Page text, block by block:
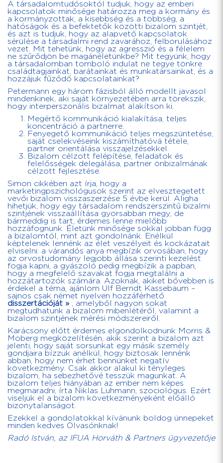
A társadalomtudósoktól tudjuk, hogy az emberi
kapcsolatok minősége határozza meg a kormány és
a kormányzottak, a kisebbség és a többség, a
hatóságok és a befektetők közötti bizalom szintjét,
és azt is tudjuk, hogy az alapvető kapcsolatok
sérülése a társadalmi rend zavarához, felborulásához
vezet. Mit tehetünk, hogy az agresszió és a félelem
ne szűrődjön be magánéletünkbe? Mit tegyünk, hogy
a társadalomban tomboló indulat ne tegye tönkre
családtagjainkat, barátainkat és munkatársainkat, és a
hozzájuk fűződő kapcsolatainkat?
Petermann egy három fázisból álló modellt javasol
mindenkinek, aki saját környezetében arra törekszik,
hogy interperszonális bizalmat alakítson ki.
Megértő kommunikáció kialakítása, teljes
koncentráció a partnerre.
Fenyegető kommunikáció teljes megszüntetése,
saját cselekvéseink kiszámíthatóvá tétele,
partner orientálása visszajelzésekkel.
Bizalom célzott felépítése, feladatok és
felelősségek delegálása, partner önbizalmának
célzott fejlesztése.
Simon cikkében azt írja, hogy a
marketingpszichológusok szerint az elvesztegetett
vevői bizalom visszaszerzése 5 évbe kerül. Aligha
hihetjük, hogy egy társadalom rendszerszintű bizalmi
szintjének visszaállítása gyorsabban megy, de
bármeddig is tart, érdemes lenne mielőbb
hozzáfognunk. Életünk minősége sokkal jobban függ
a bizalomtól, mint azt gondolnánk. Enélkül
képtelenek lennénk az élet veszélyeit és kockázatait
elviselni: a várandós anya megbízik orvosában, hogy
az orvostudomány legjobb állása szerinti kezelést
fogja kapni, a gyászoló pedig megbízik a papban,
hogy a megfelelő szavakat fogja megtalálni a
hozzátartozók számára. Azoknak, akiket bővebben is
érdekel a téma, ajánlom Ulf Berndt Kassebaum –
sajnos csak német nyelven hozzáférhető
disszertációját » , amelyből nagyon sokat
megtudhatunk a bizalom mibenlétéről, valamint a
bizalom szintjének mérési módszereiről.
Karácsony előtt érdemes elgondolkodnunk Morris &
Moberg megközelítésén, akik szerint a bizalom azt
jelenti, hogy saját sorsunkat egy másik személy
gondjaira bízzuk anélkül, hogy biztosak lennénk
abban, hogy nem érhet bennünket negatív
következmény. Csak akkor alakul ki tényleges
bizalom, ha sebezhetővé tesszük magunkat. A
bizalom teljes hiányában az ember nem képes
megmaradni, írta Niklas Luhmann, szociológus. Ezért
viseljük el a bizalom következményeként előálló
bizonytalanságot.
Ezekkel a gondolatokkal kívánunk boldog ünnepeket
minden kedves Olvasónknak!
Radó István, az IFUA Horváth & Partners ügyvezetője